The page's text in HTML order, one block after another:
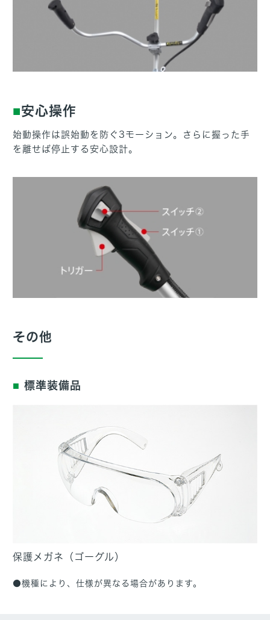
安心操作
始動操作は誤始動を防ぐ3モーション。さらに握った手
を離せば停止する安心設計。
その他
標準装備品
保護メガネ（ゴーグル）
●機種により、仕様が異なる場合があります。